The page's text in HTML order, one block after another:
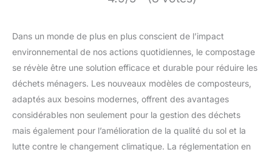
Dans un monde de plus en plus conscient de l’impact
environnemental de nos actions quotidiennes, le compostage
se révèle être une solution efficace et durable pour réduire les
déchets ménagers. Les nouveaux modèles de composteurs,
adaptés aux besoins modernes, offrent des avantages
considérables non seulement pour la gestion des déchets
mais également pour l’amélioration de la qualité du sol et la
lutte contre le changement climatique. La réglementation en